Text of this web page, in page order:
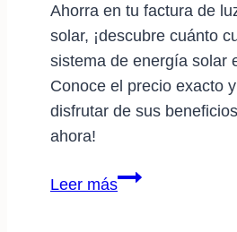
fácil
Ahorra en tu factura de
solar, ¡descubre cuánto
sistema de energía solar
Conoce el precio exacto
disfrutar de sus
ahora!
Leer másDescubre